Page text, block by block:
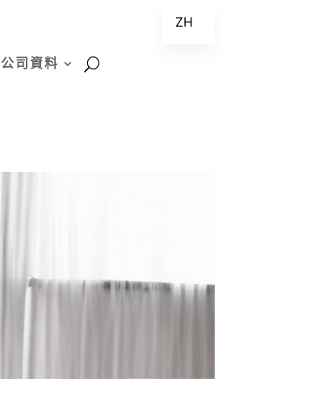
公司資料
ZH